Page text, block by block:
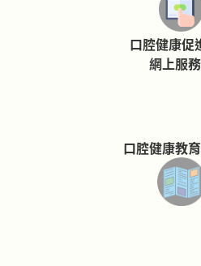
口腔健康促
網上服務
口腔健康教